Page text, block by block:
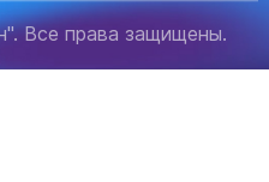
Все права защищены.